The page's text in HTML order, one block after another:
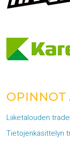
OPINNOT
Liiketalouden
Tietojenkäsittelyn